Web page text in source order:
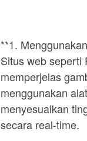
**1.
Situs web seperti
memperjelas
menggunakan
menyesuaikan
secara real-time.